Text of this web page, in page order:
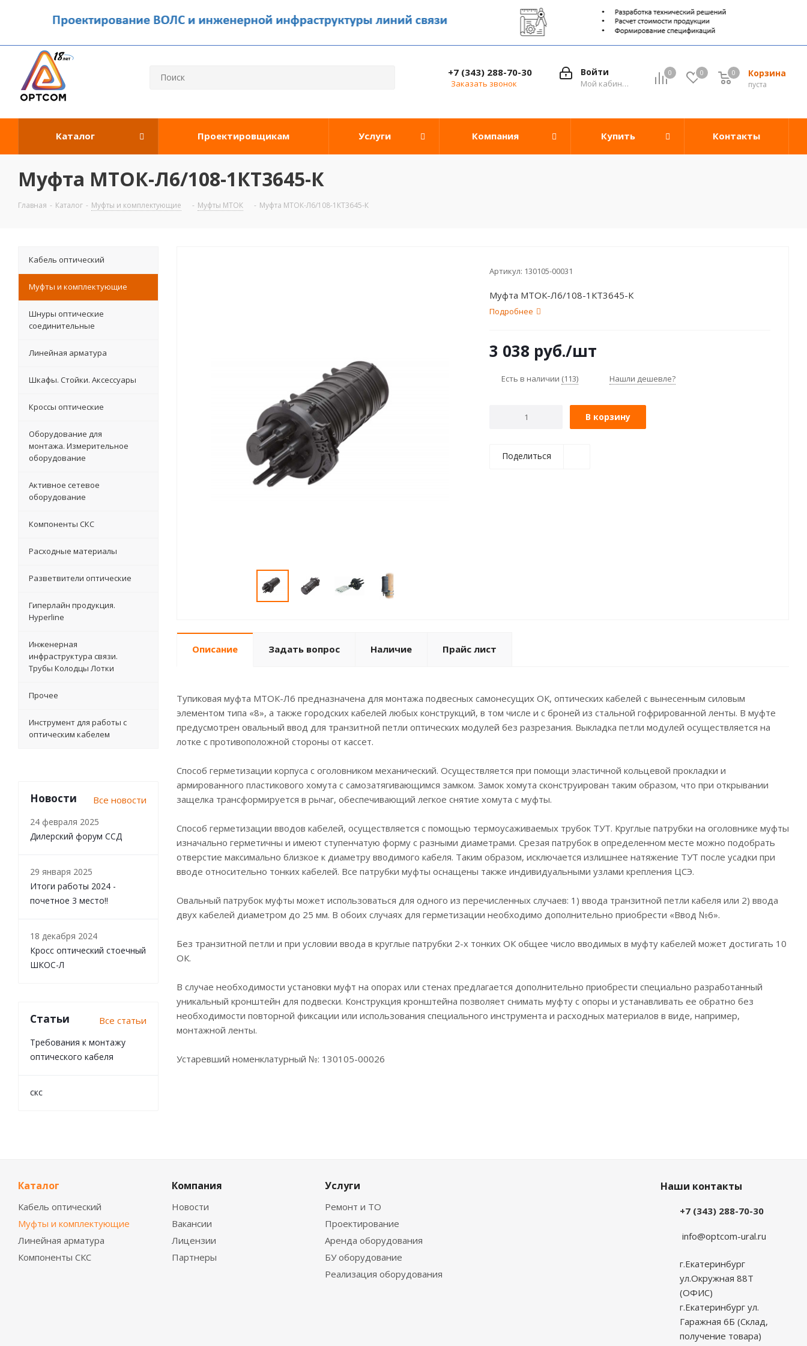
0 0 Корзина
0
пуста
0
Войти
Мой кабинет
+7 (343) 288-70-30
Заказать звонок
Каталог Проектировщикам Услуги Компания Купить Контакты
Муфта МТОК-Л6/108-1КТ3645-К
Главная - Каталог - Муфты и комплектующие - Муфты МТОК - Муфта МТОК-Л6/108-1КТ3645-К
Артикул: 130105-00031
Муфта МТОК-Л6/108-1КТ3645-К
Подробнее
3 038 руб./шт
Есть в наличии (113) Нашли дешевле?
В корзину
Поделиться
Описание Задать вопрос Наличие Прайс лист
Тупиковая муфта МТОК-Л6 предназначена для монтажа подвесных самонесущих ОК, оптических кабелей с вынесенным силовым
элементом типа «8», а также городских кабелей любых конструкций, в том числе и с броней из стальной гофрированной ленты. В муфте
предусмотрен овальный ввод для транзитной петли оптических модулей без разрезания. Выкладка петли модулей осуществляется на
лотке с противоположной стороны от кассет.
Способ герметизации корпуса с оголовником механический. Осуществляется при помощи эластичной кольцевой прокладки и
армированного пластикового хомута с самозатягивающимся замком. Замок хомута сконструирован таким образом, что при открывании
защелка трансформируется в рычаг, обеспечивающий легкое снятие хомута с муфты.
Способ герметизации вводов кабелей, осуществляется с помощью термоусаживаемых трубок ТУТ. Круглые патрубки на оголовнике муфты
изначально герметичны и имеют ступенчатую форму с разными диаметрами. Срезая патрубок в определенном месте можно подобрать
отверстие максимально близкое к диаметру вводимого кабеля. Таким образом, исключается излишнее натяжение ТУТ после усадки при
вводе относительно тонких кабелей. Все патрубки муфты оснащены также индивидуальными узлами крепления ЦСЭ.
Овальный патрубок муфты может использоваться для одного из перечисленных случаев: 1) ввода транзитной петли кабеля или 2) ввода
двух кабелей диаметром до 25 мм. В обоих случаях для герметизации необходимо дополнительно приобрести «Ввод №6».
Без транзитной петли и при условии ввода в круглые патрубки 2-х тонких ОК общее число вводимых в муфту кабелей может достигать 10
ОК.
В случае необходимости установки муфт на опорах или стенах предлагается дополнительно приобрести специально разработанный
уникальный кронштейн для подвески. Конструкция кронштейна позволяет снимать муфту с опоры и устанавливать ее обратно без
необходимости повторной фиксации или использования специального инструмента и расходных материалов в виде, например,
монтажной ленты.
Устаревший номенклатурный №: 130105-00026
Кабель оптический
Муфты и комплектующие
Шнуры оптические
соединительные
Линейная арматура
Шкафы. Стойки. Аксесcуары
Кроссы оптические
Оборудование для
монтажа. Измерительное
оборудование
Активное сетевое
оборудование
Компоненты СКС
Расходные материалы
Разветвители оптические
Гиперлайн продукция.
Hyperline
Инженерная
инфраструктура связи.
Трубы Колодцы Лотки
Прочее
Инструмент для работы с
оптическим кабелем
Новости Все новости
24 февраля 2025
Дилерский форум ССД
29 января 2025
Итоги работы 2024 -
почетное 3 место!!
18 декабря 2024
Кросс оптический стоечный
ШКОС-Л
Статьи Все статьи
Требования к монтажу
оптического кабеля
скс
Каталог
Кабель оптический
Муфты и комплектующие
Линейная арматура
Компоненты СКС
Компания
Новости
Вакансии
Лицензии
Партнеры
Услуги
Ремонт и ТО
Проектирование
Аренда оборудования
БУ оборудование
Реализация оборудования
Наши контакты
+7 (343) 288-70-30
info@optcom-ural.ru
г.Екатеринбург
ул.Окружная 88Т
(ОФИС)
г.Екатеринбург ул.
Гаражная 6Б (Склад,
получение товара)